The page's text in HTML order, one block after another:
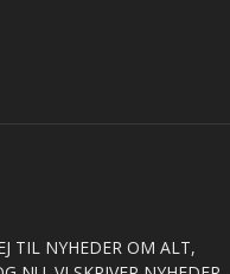
TIL NYHEDER OM ALT,